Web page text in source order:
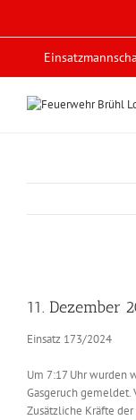
Bild
11. Dezember
Einsatz 173/2024
Um 7:17 Uhr wurden
Gasgeruch gemeldet.
Zusätzliche Kräfte